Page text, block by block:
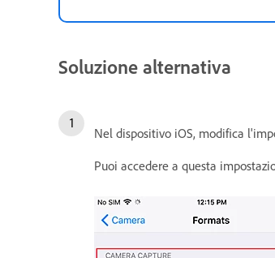
Soluzione alternativa
Nel dispositivo iOS, modifica
Puoi accedere a questa